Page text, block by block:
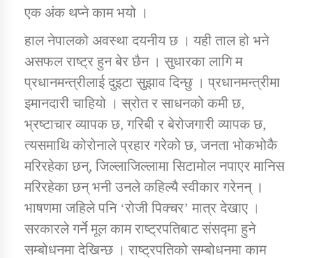
एक अंक थप्ने काम भयो ।
हाल नेपालको अवस्था दयनीय छ । यही ताल हो भने
असफल राष्ट्र हुन बेर छैन । सुधारका लागि म
प्रधानमन्त्रीलाई दुइटा सुझाव दिन्छु । प्रधानमन्त्रीमा
इमानदारी चाहियो । स्रोत र साधनको कमी छ,
भ्रष्टाचार व्यापक छ, गरिबी र बेरोजगारी व्यापक छ,
त्यसमाथि कोरोनाले प्रहार गरेको छ, जनता भोकभोकै
मरिरहेका छन्, जिल्लाजिल्लामा सिटामोल नपाएर मानिस
मरिरहेका छन् भनी उनले कहिल्यै स्वीकार गरेनन् ।
भाषणमा जहिले पनि ‘रोजी पिक्चर’ मात्र देखाए ।
सरकारले गर्ने मूल काम राष्ट्रपतिबाट संसद्मा हुने
सम्बोधनमा देखिन्छ । राष्ट्रपतिको सम्बोधनमा काम